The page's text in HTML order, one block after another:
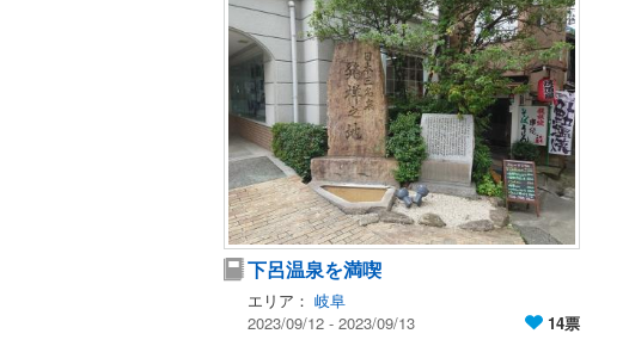
下呂温泉を満喫
エリア： 岐阜
2023/09/12 - 2023/09/13
14票